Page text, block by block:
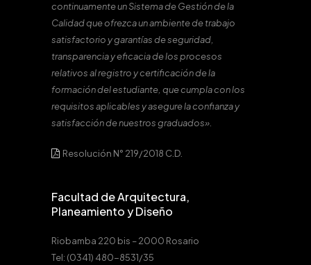
continuamente un Sistema de Gestión de la
Calidad que ofrezca un ambiente de trabajo
satisfactorio y garantías de seguridad,
transparencia y eficacia de los procesos
relativos al registro y certificación de la
formación del estudiante, que cumpla con los
requisitos aplicables y asegure la confianza y
satisfacción de nuestros graduados».
Resolución N° 219/2018 C.D.
Facultad de Arquitectura,
Planeamiento y Diseño
Riobamba 220 bis – 2000 Rosario
Tel: (0341) 480-8531/35